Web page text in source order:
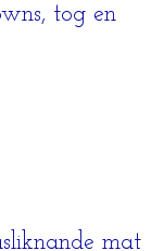
tog en
mat